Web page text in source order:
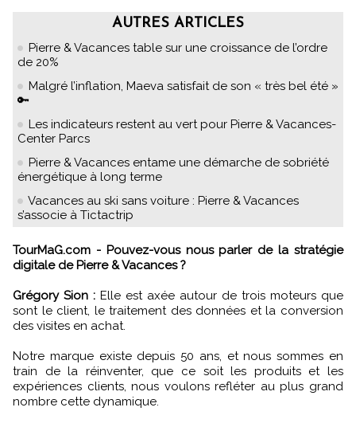
AUTRES ARTICLES
Pierre & Vacances table sur une croissance de l’ordre
de 20%
Malgré l’inflation, Maeva satisfait de son « très bel été »
🔑
Les indicateurs restent au vert pour Pierre & Vacances-
Center Parcs
Pierre & Vacances entame une démarche de sobriété
énergétique à long terme
Vacances au ski sans voiture : Pierre & Vacances
s’associe à Tictactrip
TourMaG.com - Pouvez-vous nous parler de la stratégie
digitale de Pierre & Vacances ?
Grégory Sion : Elle est axée autour de trois moteurs que
sont le client, le traitement des données et la conversion
des visites en achat.
Notre marque existe depuis 50 ans, et nous sommes en
train de la réinventer, que ce soit les produits et les
expériences clients, nous voulons refléter au plus grand
nombre cette dynamique.